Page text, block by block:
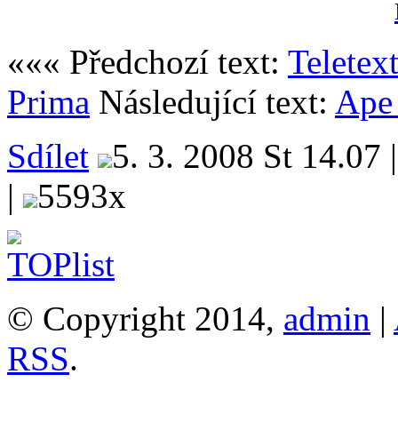
««« Předchozí text:
Prima Následující text:
Sdílet
5. 3. 2008 St 14.07
|
5593x
© Copyright 2014, admin |
RSS.